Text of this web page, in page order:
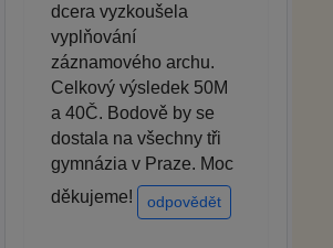
dcera vyzkoušela
vyplňování
záznamového archu.
Celkový výsledek 50M
a 40Č. Bodově by se
dostala na všechny tři
gymnázia v Praze. Moc
děkujeme!
odpovědět